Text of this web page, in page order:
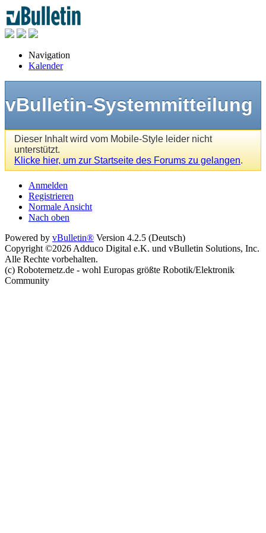
Navigation
Kalender
vBulletin-Systemmitteilung
Dieser Inhalt wird vom Mobile-Style leider nicht
unterstützt.
Klicke hier, um zur Startseite des Forums zu gelangen.
Anmelden
Registrieren
Normale Ansicht
Nach oben
Powered by vBulletin® Version 4.2.5 (Deutsch)
Copyright ©2026 Adduco Digital e.K. und vBulletin Solutions, Inc.
Alle Rechte vorbehalten.
(c) Roboternetz.de - wohl Europas größte Robotik/Elektronik
Community